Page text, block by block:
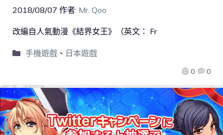
2018/08/07 作者: Mr. Qoo
0 0
改編自人氣動漫《結界女王》（英文： Fr
手機遊戲、 日本遊戲